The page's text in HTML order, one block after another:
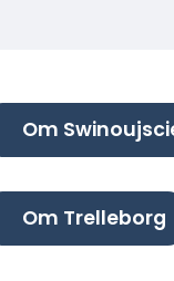
Om
Om Trelleborg